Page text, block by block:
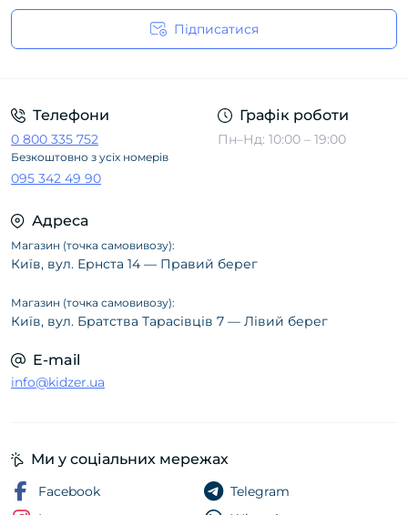
Підписатися
Телефони
0 800 335 752
Безкоштовно з усіх номерів
095 342 49 90
Графік роботи
Пн–Нд: 10:00 – 19:00
Адреса
Магазин (точка самовивозу):
Київ, вул. Ернста 14 — Правий берег
Магазин (точка самовивозу):
Київ, вул. Братства Тарасівців 7 — Лівий берег
E-mail
info@kidzer.ua
Ми у соціальних мережах
Facebook
Telegram